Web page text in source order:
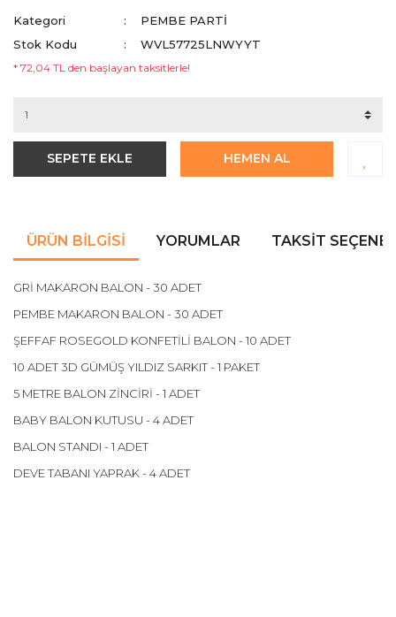
Kategori
PEMBE PARTI
Stok Kodu
WVL57725LNWYYT
* 72,04 TL den başlayan taksitlerle!
SEPETE EKLE HEMEN AL
ÜRÜN BILGISI YORUMLAR TAKSIT
GRİ MAKARON BALON - 30 ADET
PEMBE MAKARON BALON - 30 ADET
ŞEFFAF ROSEGOLD KONFETİLİ BALON - 10 ADET
10 ADET 3D GÜMÜŞ YILDIZ SARKIT - 1 PAKET
5 METRE BALON ZİNCİRİ - 1 ADET
BABY BALON KUTUSU - 4 ADET
BALON STANDI - 1 ADET
DEVE TABANI YAPRAK - 4 ADET